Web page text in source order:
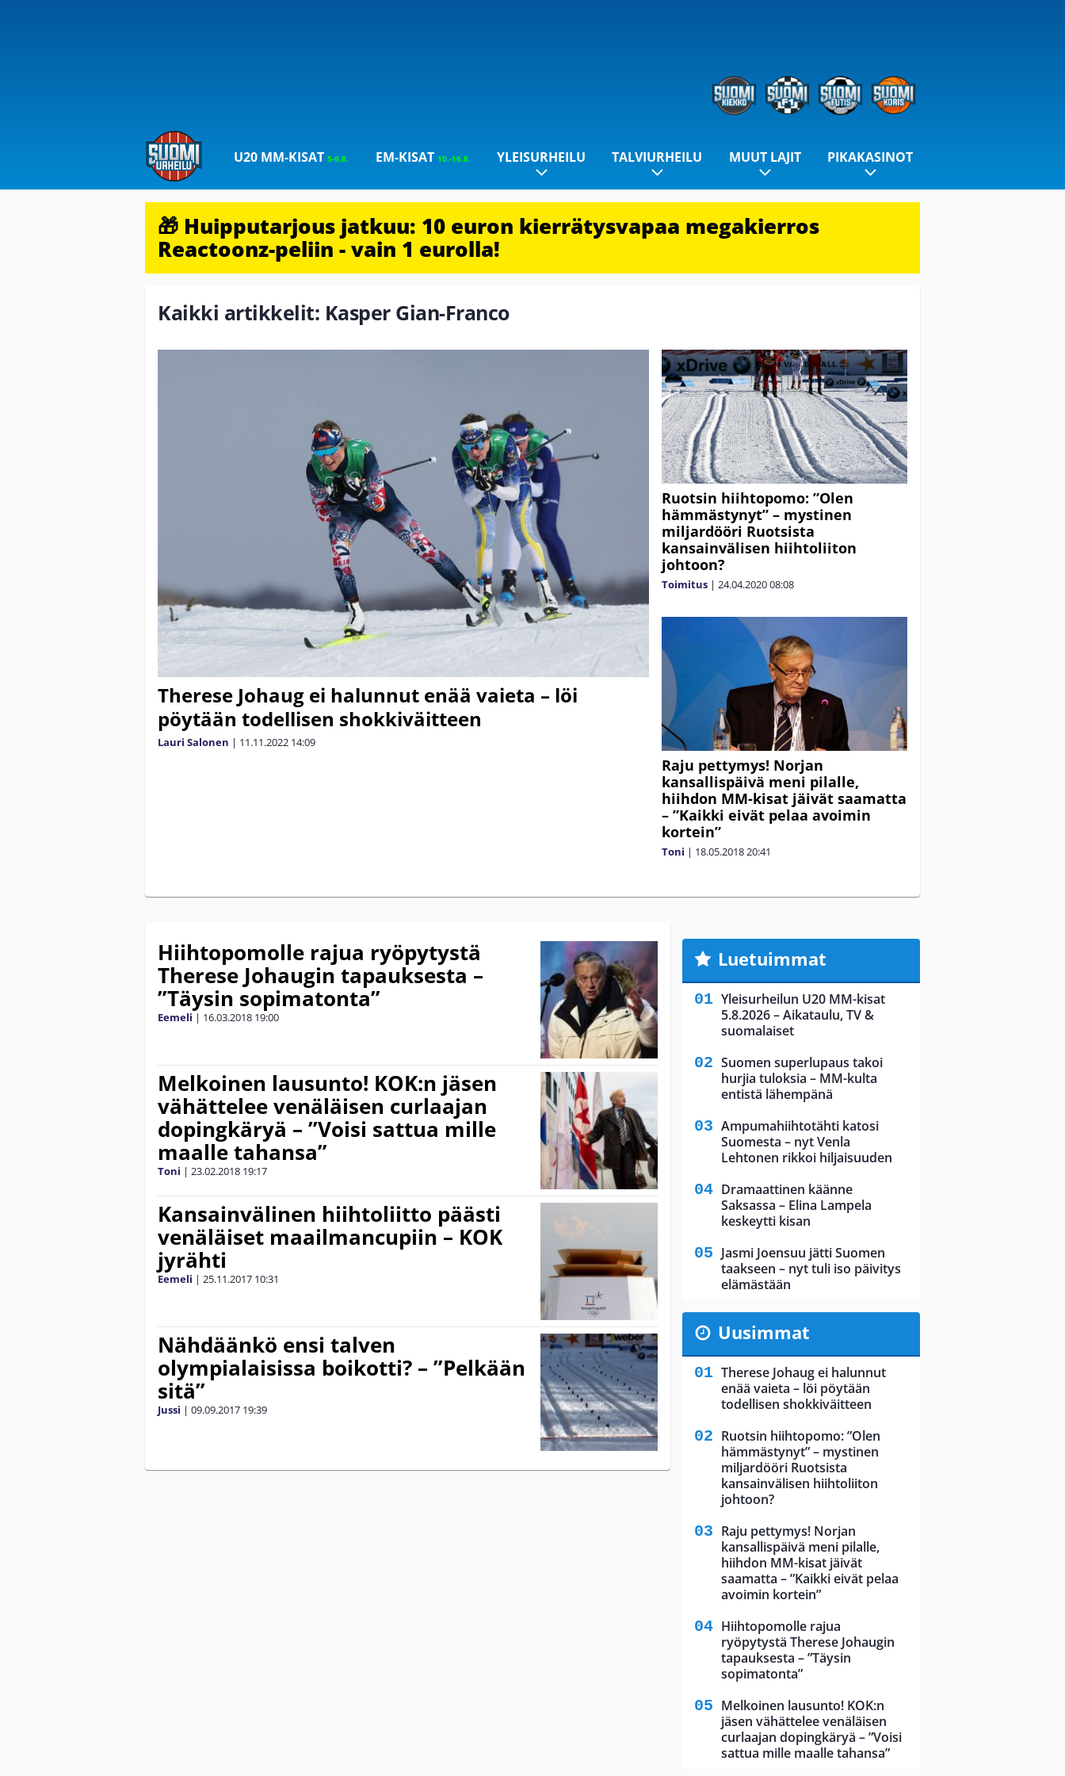
U20 MM-KISAT5-9.8. EM-KISAT 10.-16.8. YLEISURHEILU TALVIURHEILU MUUT LAJIT PIKAKASINOT
🎁 Huipputarjous jatkuu: 10 euron kierrätysvapaa megakierros
Reactoonz-peliin - vain 1 eurolla!
Kaikki artikkelit: Kasper Gian-Franco
Therese Johaug ei halunnut enää vaieta – löi
pöytään todellisen shokkiväitteen
Lauri Salonen | 11.11.2022 14:09
Ruotsin hiihtopomo: ”Olen
hämmästynyt” – mystinen
miljardööri Ruotsista
kansainvälisen hiihtoliiton
johtoon?
Toimitus | 24.04.202008:08
Raju pettymys! Norjan
kansallispäivä meni pilalle,
hiihdon MM-kisat jäivät saamatta
– ”Kaikki eivät pelaa avoimin
kortein”
Toni | 18.05.201820:41
Hiihtopomolle rajua ryöpytystä
Therese Johaugin tapauksesta –
”Täysin sopimatonta”
Eemeli | 16.03.2018 19:00
Melkoinen lausunto! KOK:n jäsen
vähättelee venäläisen curlaajan
dopingkäryä – ”Voisi sattua mille
maalle tahansa”
Toni | 23.02.2018 19:17
Kansainvälinen hiihtoliitto päästi
venäläiset maailmancupiin – KOK
jyrähti
Eemeli | 25.11.2017 10:31
Nähdäänkö ensi talven
olympialaisissa boikotti? – ”Pelkään
sitä”
Jussi | 09.09.2017 19:39
Luetuimmat
Yleisurheilun U20 MM-kisat
5.8.2026 – Aikataulu, TV &
suomalaiset
Suomen superlupaus takoi
hurjia tuloksia – MM-kulta
entistä lähempänä
Ampumahiihtotähti katosi
Suomesta – nyt Venla
Lehtonen rikkoi hiljaisuuden
Dramaattinen käänne
Saksassa – Elina Lampela
keskeytti kisan
Jasmi Joensuu jätti Suomen
taakseen – nyt tuli iso päivitys
elämästään
Uusimmat
Therese Johaug ei halunnut
enää vaieta – löi pöytään
todellisen shokkiväitteen
Ruotsin hiihtopomo: ”Olen
hämmästynyt” – mystinen
miljardööri Ruotsista
kansainvälisen hiihtoliiton
johtoon?
Raju pettymys! Norjan
kansallispäivä meni pilalle,
hiihdon MM-kisat jäivät
saamatta – ”Kaikki eivät pelaa
avoimin kortein”
Hiihtopomolle rajua
ryöpytystä Therese Johaugin
tapauksesta – ”Täysin
sopimatonta”
Melkoinen lausunto! KOK:n
jäsen vähättelee venäläisen
curlaajan dopingkäryä – ”Voisi
sattua mille maalle tahansa”